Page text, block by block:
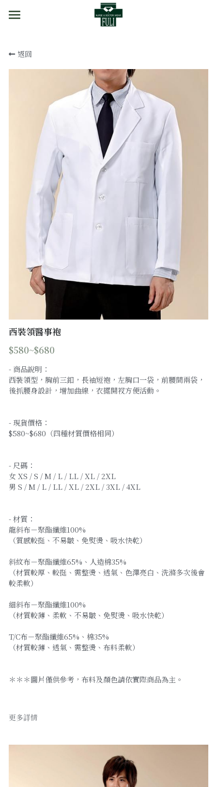
商品分類
實驗袍
刷手服
護理師裙裝
護理師褲裝
手術衣/隔離衣
工作圍裙
手術帽/工作帽
其他商品
門市資訊
關於我們
返回
西裝領醫事袍
$580~$680
- 商品說明：
西裝領型，胸前三釦，長袖短袍，左胸口一袋，前腰間兩袋，
後抓腰身設計，增加曲線，衣擺開衩方便活動。
- 現貨價格：
$580~$680（四種材質價格相同）
- 尺碼：
女 XS / S / M / L / LL / XL / 2XL
男 S / M / L / LL / XL / 2XL / 3XL / 4XL
- 材質：
龍斜布－聚酯纖維100%
（質感較挺、不易皺、免熨燙、吸水快乾）
斜紋布－聚酯纖維65%、人造棉35%
（材質較厚、較挺、需整燙、透氣、色澤亮白、洗滌多次後會
較柔軟）
細斜布－聚酯纖維100%
（材質較薄、柔軟、不易皺、免熨燙、吸水快乾）
T/C布－聚酯纖維65%、棉35%
（材質較薄、透氣、需整燙、布料柔軟）
＊＊＊圖片僅供參考，布料及顏色請依實際商品為主。
更多詳情